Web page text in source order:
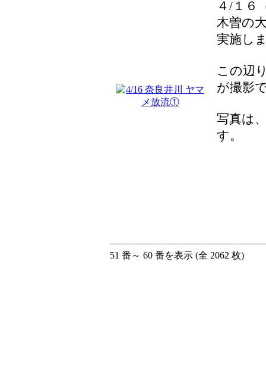
４/１６
木曽の
実施し
この辺
が撮影
写真は
す。
51 番～ 60 番を表示 (全 2062 枚)